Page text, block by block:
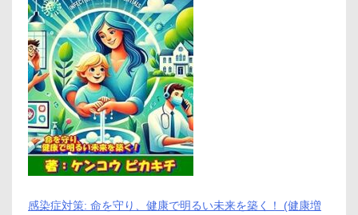
感染症対策: 命を守り、健康で明るい未来を築く！ (健康増